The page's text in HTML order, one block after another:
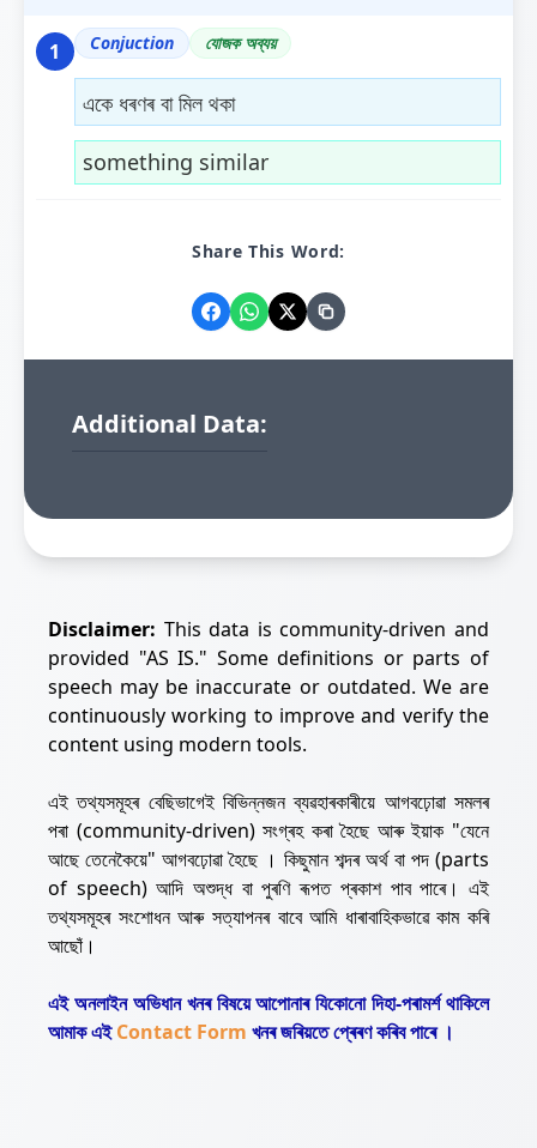
1 Conjuction যোজক অব্যয়
একে ধৰণৰ বা মিল থকা
something similar
Share This Word:
Additional Data:
Disclaimer: This data is community-driven and
provided "AS IS." Some definitions or parts of
speech may be inaccurate or outdated. We are
continuously working to improve and verify the
content using modern tools.
এই তথ্যসমূহৰ বেছিভাগেই বিভিন্নজন ব্যৱহাৰকাৰীয়ে আগবঢ়োৱা সমলৰ
পৰা (community-driven) সংগ্ৰহ কৰা হৈছে আৰু ইয়াক "যেনে
আছে তেনেকৈয়ে" আগবঢ়োৱা হৈছে । কিছুমান শব্দৰ অৰ্থ বা পদ (parts
of speech) আদি অশুদ্ধ বা পুৰণি ৰূপত প্ৰকাশ পাব পাৰে। এই
তথ্যসমূহৰ সংশোধন আৰু সত্যাপনৰ বাবে আমি ধাৰাবাহিকভাৱে কাম কৰি
আছোঁ।
এই অনলাইন অভিধান খনৰ বিষয়ে আপোনাৰ যিকোনো দিহা-পৰামৰ্শ থাকিলে
আমাক এইContact Form খনৰ জৰিয়তে প্ৰেৰণ কৰিব পাৰে ।